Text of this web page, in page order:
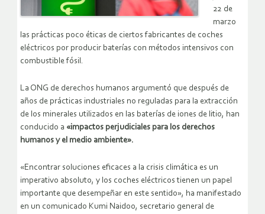
22 de
marzo
las prácticas poco éticas de ciertos fabricantes de coches
eléctricos por producir baterías con métodos intensivos con
combustible fósil.
La ONG de derechos humanos argumentó que después de
años de prácticas industriales no reguladas para la extracción
de los minerales utilizados en las baterías de iones de litio, han
conducido a «impactos perjudiciales para los derechos
humanos y el medio ambiente».
«Encontrar soluciones eficaces a la crisis climática es un
imperativo absoluto, y los coches eléctricos tienen un papel
importante que desempeñar en este sentido», ha manifestado
en un comunicado Kumi Naidoo, secretario general de